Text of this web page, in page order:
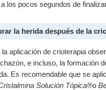
los pocos segundos de
la herida después de la
la aplicación de crioterapia
e incluso, la formación
Es recomendable que se
Solución Tópica®o